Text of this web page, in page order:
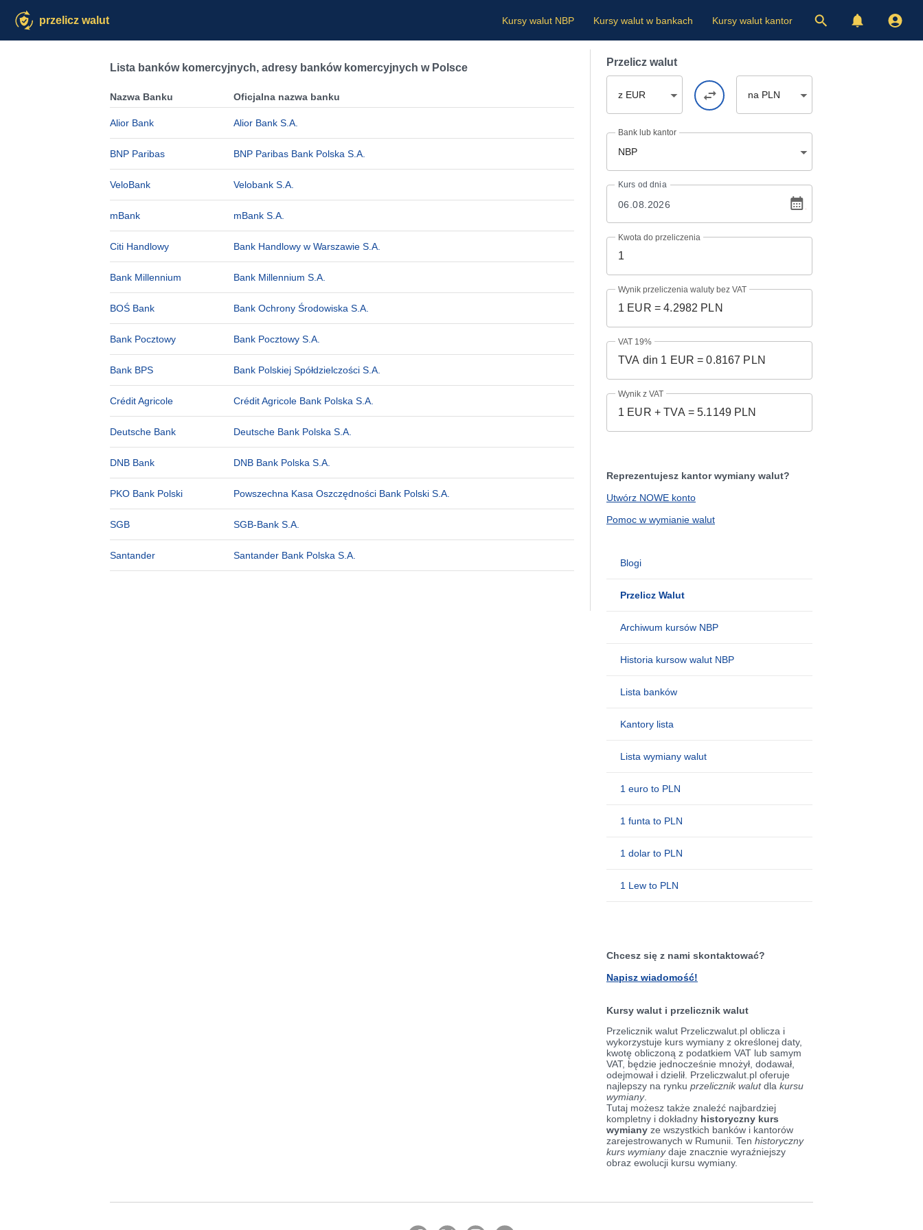
przelicz walut Kursy walut NBP Kursy walut w bankach Kursy walut kantor
Lista banków komercyjnych, adresy banków komercyjnych w Polsce
Nazwa Banku Oficjalna nazwa banku
Alior Bank Alior Bank S.A.
BNP Paribas BNP Paribas Bank Polska S.A.
VeloBank Velobank S.A.
mBank mBank S.A.
Citi Handlowy Bank Handlowy w Warszawie S.A.
Bank Millennium Bank Millennium S.A.
BOŚ Bank Bank Ochrony Środowiska S.A.
Bank Pocztowy Bank Pocztowy S.A.
Bank BPS Bank Polskiej Spółdzielczości S.A.
Crédit Agricole Crédit Agricole Bank Polska S.A.
Deutsche Bank Deutsche Bank Polska S.A.
DNB Bank DNB Bank Polska S.A.
PKO Bank Polski Powszechna Kasa Oszczędności Bank Polski S.A.
SGB SGB-Bank S.A.
Santander Santander Bank Polska S.A.
Przelicz walut
z EUR na PLN
Bank lub kantor
NBP
Kurs od dnia
Kwota do przeliczenia
Wynik przeliczenia waluty bez VAT
VAT 19%
Wynik z VAT
Reprezentujesz kantor wymiany walut?
Utwórz NOWE konto
Pomoc w wymianie walut
Blogi
Przelicz Walut
Archiwum kursów NBP
Historia kursow walut NBP
Lista banków
Kantory lista
Lista wymiany walut
1 euro to PLN
1 funta to PLN
1 dolar to PLN
1 Lew to PLN
Chcesz się z nami skontaktować?
Napisz wiadomość!
Kursy walut i przelicznik walut
Przelicznik walut Przeliczwalut.pl oblicza i
wykorzystuje kurs wymiany z określonej daty,
kwotę obliczoną z podatkiem VAT lub samym
VAT, będzie jednocześnie mnożył, dodawał,
odejmował i dzielił. Przeliczwalut.pl oferuje
najlepszy na rynku przelicznik walutdla kursu
wymiany.
Tutaj możesz także znaleźć najbardziej
kompletny i dokładny historyczny kurs
wymiany ze wszystkich banków i kantorów
zarejestrowanych w Rumunii. Ten historyczny
kurs wymianydaje znacznie wyraźniejszy
obraz ewolucji kursu wymiany.